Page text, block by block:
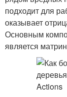
подходит для
оказывает
Основным
является